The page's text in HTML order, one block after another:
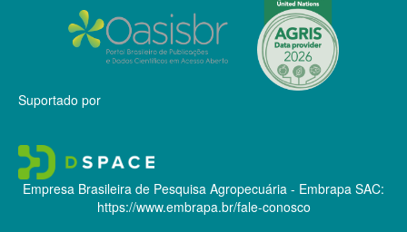
Suportado por
Empresa Brasileira de Pesquisa Agropecuária - Embrapa SAC:
https://www.embrapa.br/fale-conosco